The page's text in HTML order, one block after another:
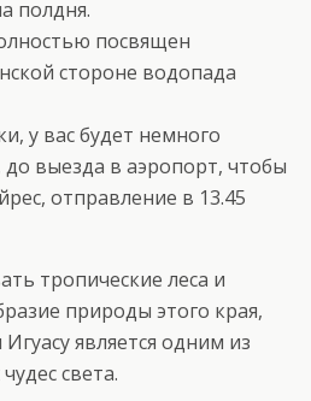
полдня.
посвящен
стороне водопада
у вас будет немного
выезда в аэропорт, чтобы
отправление в 13.45
тропические леса и
природы этого края,
является одним из
света.